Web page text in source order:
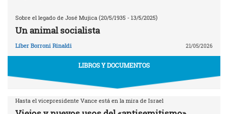
Sobre el legado de José Mujica (20/5/1935 - 13/5/2025)
Un animal socialista
Líber Borroni Rinaldi 21/05/2026
LIBROS Y DOCUMENTOS
Hasta el vicepresidente Vance está en la mira de Israel